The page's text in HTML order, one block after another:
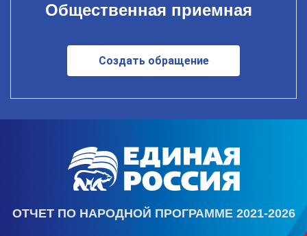
Общественная приемная
Создать обращение
ОТЧЕТ ПО НАРОДНОЙ ПРОГРАММЕ 2021-2026